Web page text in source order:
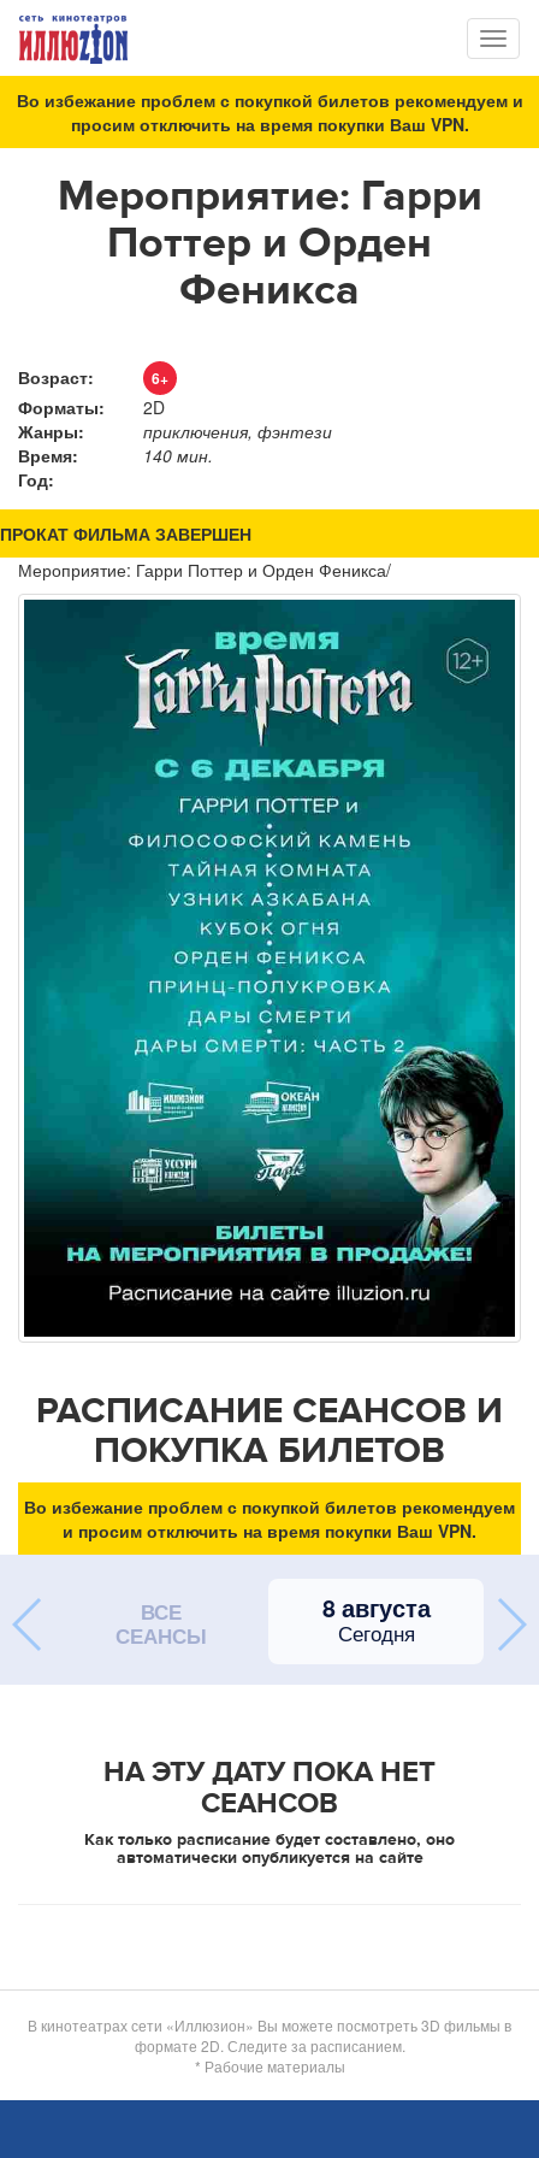
Во избежание проблем с покупкой билетов рекомендуем и
просим отключить на время покупки Ваш VPN.
Мероприятие: Гарри
Поттер и Орден
Феникса
Возраст: 6+
Форматы:
2D
Жанры:
приключения, фэнтези
Время:
140 мин.
Год:
ПРОКАТ ФИЛЬМА ЗАВЕРШЕН
Мероприятие: Гарри Поттер и Орден Феникса/
РАСПИСАНИЕ СЕАНСОВ И
ПОКУПКА БИЛЕТОВ
Во избежание проблем с покупкой билетов рекомендуем
и просим отключить на время покупки Ваш VPN.
ВСЕ
СЕАНСЫ
8 августа
Сегодня
НА ЭТУ ДАТУ ПОКА НЕТ
СЕАНСОВ
Как только расписание будет составлено, оно
автоматически опубликуется на сайте
В кинотеатрах сети «Иллюзион» Вы можете посмотреть 3D фильмы в
формате 2D. Следите за расписанием.
* Рабочие материалы